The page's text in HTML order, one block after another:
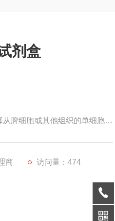
剂盒
脾细胞或其他组织的单细胞悬
商 访问量：474